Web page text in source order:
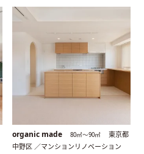
organic made 80㎡〜90㎡
東京都
中野区 ／マンションリノベーション